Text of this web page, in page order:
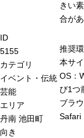
ID
5155
カテゴリ
イベント・伝統
芸能
エリア
丹南 池田町
向き
きい
合が
推奨
本サ
OS：
び1つ
ブラ
Safari